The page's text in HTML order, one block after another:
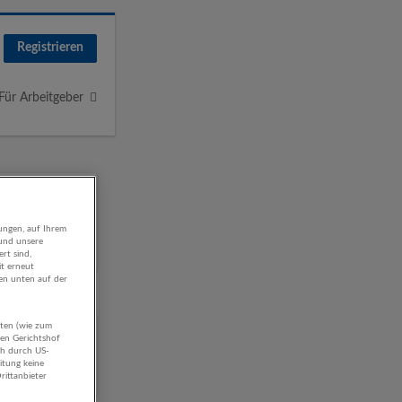
Registrieren
Für Arbeitgeber
auf Ihrem
unsere
sind,
erneut
unten auf der
(wie zum
Gerichtshof
durch US-
keine